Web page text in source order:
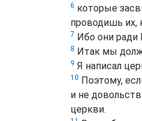
6 которые
проводишь их,
7 Ибо они ради
8 Итак мы
9 Я написал
10 Поэтому,
и не
церкви.